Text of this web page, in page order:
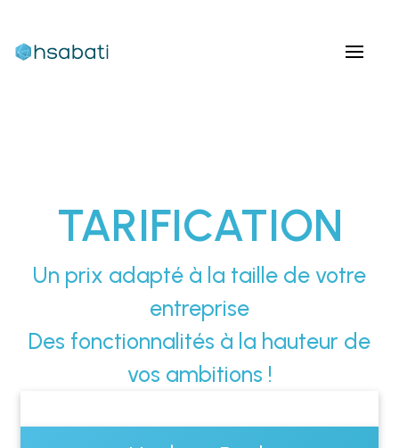
TARIFICATION
Un prix adapté à la taille de votre
entreprise
Des fonctionnalités à la hauteur de
vos ambitions !